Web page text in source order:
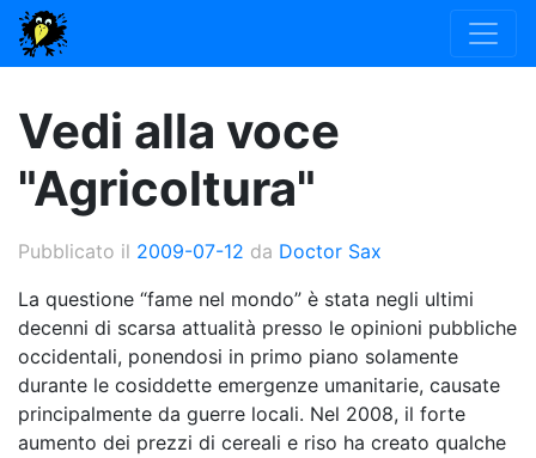
Vedi alla voce
"Agricoltura"
Pubblicato il 2009-07-12 da Doctor Sax
La questione “fame nel mondo” è stata negli ultimi
decenni di scarsa attualità presso le opinioni pubbliche
occidentali, ponendosi in primo piano solamente
durante le cosiddette emergenze umanitarie, causate
principalmente da guerre locali. Nel 2008, il forte
aumento dei prezzi di cereali e riso ha creato qualche